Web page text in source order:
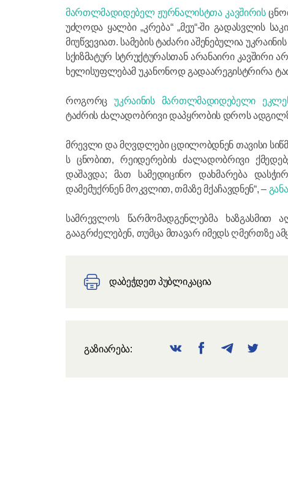
მართლმადიდებელ ჟურნალისტთა კავშირის
უძღოდა ყალბი „კრება“ „მეუ“-ში გადასვლის
მიუწვევიათ. სამების ტაძარი აშენებულია
სქიზმატურ სტრუქტურასთან არანაირი კავშირი
ხელისუფლებამ უკანონოდ გადაარეგისტრირა
როგორცუკრაინის მართლმადიდებელი
ტაძრის ძალადობრივი დაპყრობის დროს
მრევლი და მღვდლები ცდილობდნენ თავისი
ს ცნობით, რეიდერების ძალადობრივი
დაშავდა; მათ სამედიცინო დახმარება
დამემუქრნენ მოკვლით, თმაზე მქაჩავდნენ“, –
სამრევლოს წარმომადგენლებმა ხაზგასმით
გააგრძელებენ, თუმცა მთავარ იმედს ღმერთზე
დაბეჭდეთ პუბლიკაცია
გაზიარება: